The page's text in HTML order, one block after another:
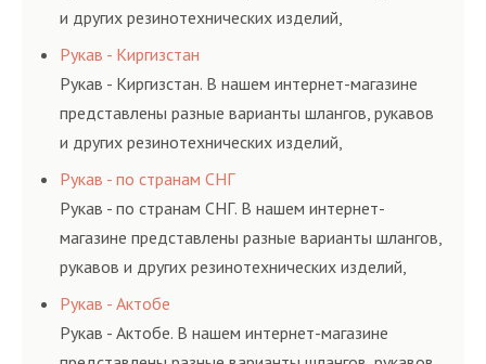
и других резинотехнических изделий,
соответствующих ГОСТам, техническим условиям
и нормативам.
Рукав - Киргизстан
Рукав - Киргизстан. В нашем интернет-магазине
представлены разные варианты шлангов, рукавов
и других резинотехнических изделий,
соответствующих ГОСТам, техническим условиям
и нормативам.
Рукав - по странам СНГ
Рукав - по странам СНГ. В нашем интернет-
магазине представлены разные варианты шлангов,
рукавов и других резинотехнических изделий,
соответствующих ГОСТам, техническим условиям
и нормативам.
Рукав - Актобе
Рукав - Актобе. В нашем интернет-магазине